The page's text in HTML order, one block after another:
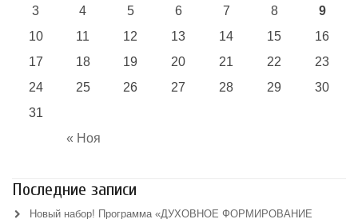
« Ноя
3
4 5 6 7 8
9
10
11 12 13 14 15
16
17
18 19 20 21 22
23
24
25 26 27 28 29
30
31
Последние записи
Новый набор! Программа «ДУХОВНОЕ ФОРМИРОВАНИЕ